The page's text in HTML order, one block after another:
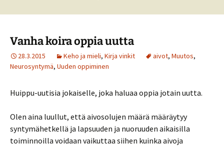
Vanha koira oppia uutta
28.3.2015 Keho ja mieli, Kirja vinkit aivot, Muutos,
Neurosyntymä, Uuden oppiminen
Huippu-uutisia jokaiselle, joka haluaa oppia jotain uutta.
Olen aina luullut, että aivosolujen määrä määräytyy
syntymähetkellä ja lapsuuden ja nuoruuden aikaisilla
toiminnoilla voidaan vaikuttaa siihen kuinka aivoja